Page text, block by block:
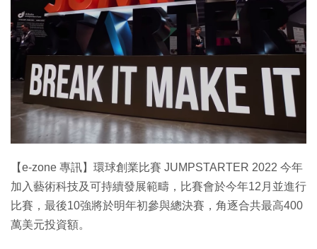
生成式AI與雲端應用
Enterprise Digital Transformation
【e-zone 專訊】環球創業比賽 JUMPSTARTER 2022 今年
加入藝術科技及可持續發展範疇，比賽會於今年12月並進行
比賽，最後10強將於明年初參與總決賽，角逐合共最高400
萬美元投資額。